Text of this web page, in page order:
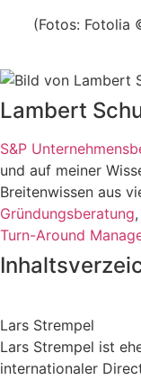
(Fotos:
Lambert
S&P
und auf meiner
Breitenwissen aus
Gründungsberatung,
Turn-Around
Lars Strempel
Lars Strempel ist
internationaler